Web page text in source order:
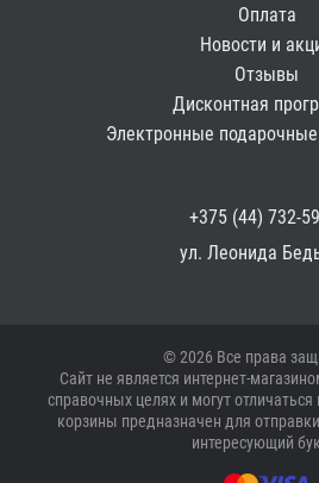
Оплата
Новости и
Отзывы
Дисконтная
Электронные
+375 (44) 732-
ул. Леонида
© 2026 Все права
Сайт не является интернет-
справочных целях и могут
корзины предназначен для
интересующий